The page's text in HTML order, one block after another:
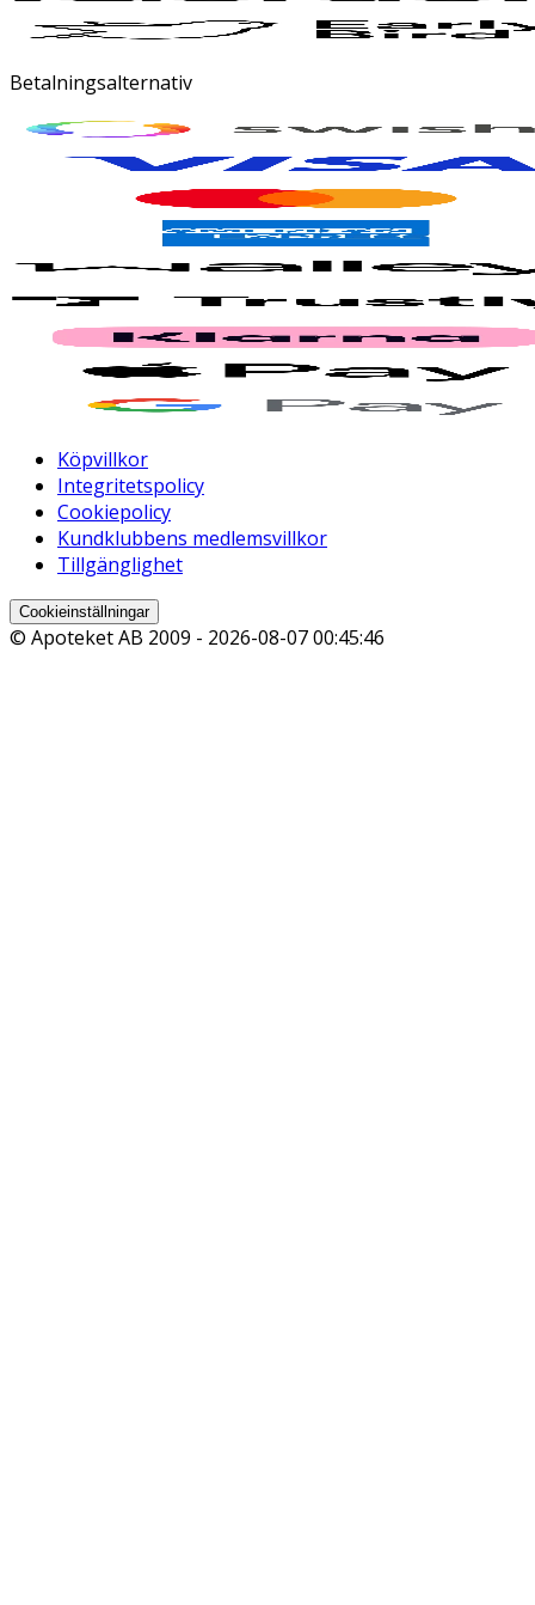
Betalningsalternativ
Köpvillkor
Integritetspolicy
Cookiepolicy
Kundklubbens medlemsvillkor
Tillgänglighet
Cookieinställningar
© Apoteket AB 2009 - 2026-08-07 00:45:46